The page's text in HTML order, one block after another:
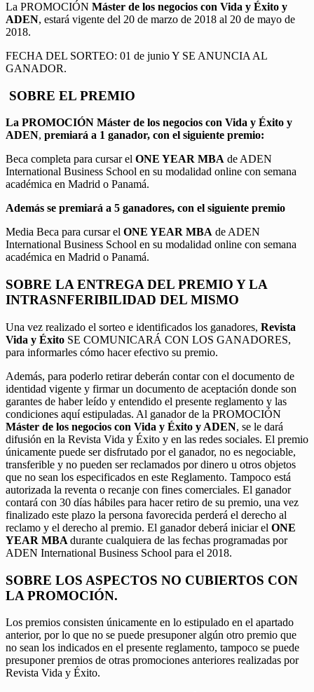
La PROMOCIÓN Máster de los negocios con Vida y Éxito y
ADEN, estará vigente del 20 de marzo de 2018 al 20 de mayo de
2018.
FECHA DEL SORTEO: 01 de junio Y SE ANUNCIA AL
GANADOR.
SOBRE EL PREMIO
La PROMOCIÓN Máster de los negocios con Vida y Éxito y
ADEN, premiará a 1 ganador, con el siguiente premio:
Beca completa para cursar el ONE YEAR MBA de ADEN
International Business School en su modalidad online con semana
académica en Madrid o Panamá.
Además se premiará a 5 ganadores, con el siguiente premio
Media Beca para cursar el ONE YEAR MBA de ADEN
International Business School en su modalidad online con semana
académica en Madrid o Panamá.
SOBRE LA ENTREGA DEL PREMIO Y LA
INTRASNFERIBILIDAD DEL MISMO
Una vez realizado el sorteo e identificados los ganadores, Revista
Vida y Éxito SE COMUNICARÁ CON LOS GANADORES,
para informarles cómo hacer efectivo su premio.
Además, para poderlo retirar deberán contar con el documento de
identidad vigente y firmar un documento de aceptación donde son
garantes de haber leído y entendido el presente reglamento y las
condiciones aquí estipuladas. Al ganador de la PROMOCIÓN
Máster de los negocios con Vida y Éxito y ADEN, se le dará
difusión en la Revista Vida y Éxito y en las redes sociales. El premio
únicamente puede ser disfrutado por el ganador, no es negociable,
transferible y no pueden ser reclamados por dinero u otros objetos
que no sean los especificados en este Reglamento. Tampoco está
autorizada la reventa o recanje con fines comerciales. El ganador
contará con 30 días hábiles para hacer retiro de su premio, una vez
finalizado este plazo la persona favorecida perderá el derecho al
reclamo y el derecho al premio. El ganador deberá iniciar el ONE
YEAR MBA durante cualquiera de las fechas programadas por
ADEN International Business School para el 2018.
SOBRE LOS ASPECTOS NO CUBIERTOS CON
LA PROMOCIÓN.
Los premios consisten únicamente en lo estipulado en el apartado
anterior, por lo que no se puede presuponer algún otro premio que
no sean los indicados en el presente reglamento, tampoco se puede
presuponer premios de otras promociones anteriores realizadas por
Revista Vida y Éxito.